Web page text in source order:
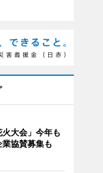
火大会」今年も
協賛募集も